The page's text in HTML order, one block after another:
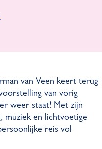
van Veen keert terug
van vorig
weer staat! Met zijn
muziek en lichtvoetige
reis vol